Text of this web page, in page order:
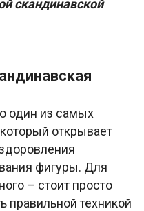
скандинавской
один из самых
открывает
фигуры. Для
– стоит просто
правильной техникой